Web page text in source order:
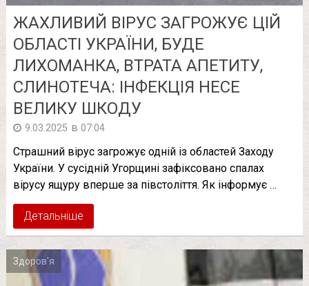
ЖАХЛИВИЙ ВІРУС ЗАГРОЖУЄ ЦІЙ
ОБЛАСТІ УКРАЇНИ, БУДЕ
ЛИХOМАНКА, ВТРАТА АПЕТИТУ,
СЛИНОТЕЧА: ІНФЕКЦІЯ НЕСЕ
ВЕЛИКУ ШКОДУ
9.03.2025 в 07:04
Страшний вірус загрожує одній із областей Заходу
України. У сусідній Угорщині зафіксовано спалах
вірусу ящуру вперше за півстоліття. Як інформує …
Детальніше
Здоров'я